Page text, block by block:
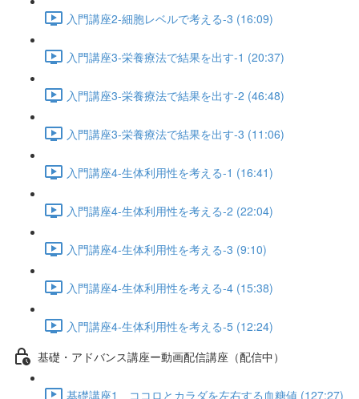
入門講座2-細胞レベルで考える-3 (16:09)
入門講座3-栄養療法で結果を出す-1 (20:37)
入門講座3-栄養療法で結果を出す-2 (46:48)
入門講座3-栄養療法で結果を出す-3 (11:06)
入門講座4-生体利用性を考える-1 (16:41)
入門講座4-生体利用性を考える-2 (22:04)
入門講座4-生体利用性を考える-3 (9:10)
入門講座4-生体利用性を考える-4 (15:38)
入門講座4-生体利用性を考える-5 (12:24)
基礎・アドバンス講座ー動画配信講座（配信中）
基礎講座1 ココロとカラダを左右する血糖値 (127:27)